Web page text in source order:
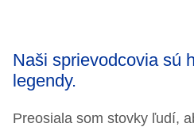
Naši sprievodcovia sú
legendy.
Preosiala som stovky ľudí,